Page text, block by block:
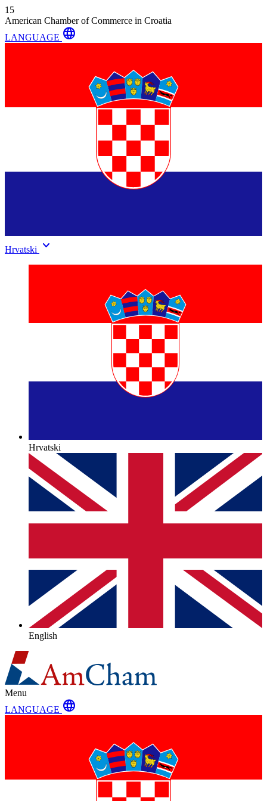
15
American Chamber of Commerce in Croatia
LANGUAGE language
Hrvatski keyboard_arrow_down
Hrvatski
English
Menu
LANGUAGE language